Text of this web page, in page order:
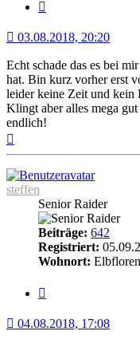
03.08.2018, 20:20
Echt schade das es bei
hat. Bin kurz vorher erst
leider keine Zeit und kein
Klingt aber alles mega
endlich!
steffen
Senior Raider
Beiträge: 642
Registriert:
Wohnort:
04.08.2018, 17:08